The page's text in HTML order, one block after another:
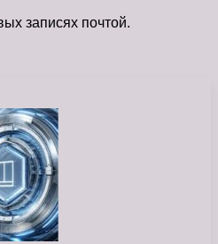
записях почтой.